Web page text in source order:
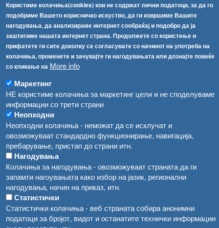
Користиме колачиња(cookies) кои не содржат лични податоци, за да го
подобриме Вашето корисничко искуство, да ги извршиме Вашите
нагодувања, да анализираме интернет сообраќај и подобро да ја
заштитиме нашата интернет страна. Продолжете со користење и
прифатете ги сите доколку се согласувате со начинот на употреба на
колачиња, променете и зачувајте ги нагодувањата или дознајте повеќе
со кликање на More info
Маркетинг
НЕ користиме колачиња за маркетинг цели и не споделуваме
информации со трети страни
Неопходни
Неопходни колачиња - неможат да се исклучат и
овозможуваат стандардно функционирање, навигација,
пребарување, пристап до страни итн.
Нагодувања
Колачиња за нагодувања - овозможуваат страната да ги
запамти нагоувањата како избор на јазик, регионални
нагодувања, начин на приказ, итн.
Статистички
Статистички колачиња - веб страната собира анонимни
податоци за бројот, видот и останатите технички информации
[АХВ-претходна страна]
Соопштенија
Република Бугарија ги засили официјалните контроли при увоз на свежо овошје и зеленчук
Високите температури ризик од труење со храна, опасни се и за животните
Во Гостивар спроведени 70 вонредни контроли
Забраната за водата во Гостивар останува на сила, операторите да користат само технички безбедна вода
Навигација
Архива
Регистри
Огласи